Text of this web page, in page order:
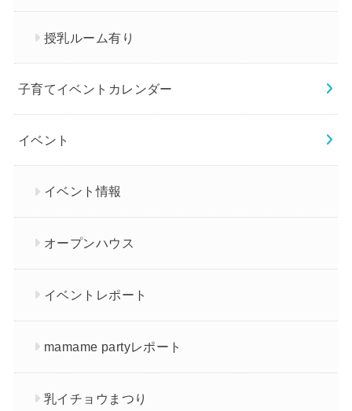
授乳ルーム有り
子育てイベントカレンダー
イベント
イベント情報
オープンハウス
イベントレポート
mamame partyレポート
乳イチョウまつり